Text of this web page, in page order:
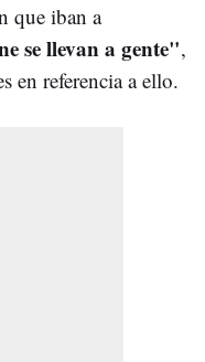
que iban a
se llevan a gente",
en referencia a ello.